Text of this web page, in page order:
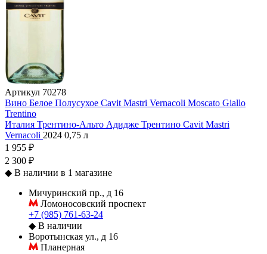
Артикул 70278
Вино Белое Полусухое Cavit Mastri Vernacoli Moscato Giallo
Trentino
Италия Трентино-Альто Адидже Трентино Cavit Mastri
Vernacoli 2024 0,75 л
1 955 ₽
2 300 ₽
◆ В наличии в 1 магазине
Мичуринский пр., д 16
Ломоносовский проспект
+7 (985) 761-63-24
◆ В наличии
Воротынская ул., д 16
Планерная